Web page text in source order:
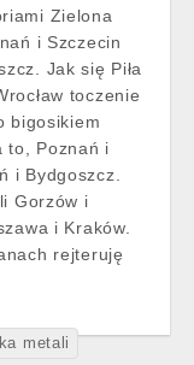
Zielona
i Szczecin
Jak się Piła
toczenie
bigosikiem
to, Poznań i
i Bydgoszcz.
Gorzów i
i Kraków.
rejteruję
metali